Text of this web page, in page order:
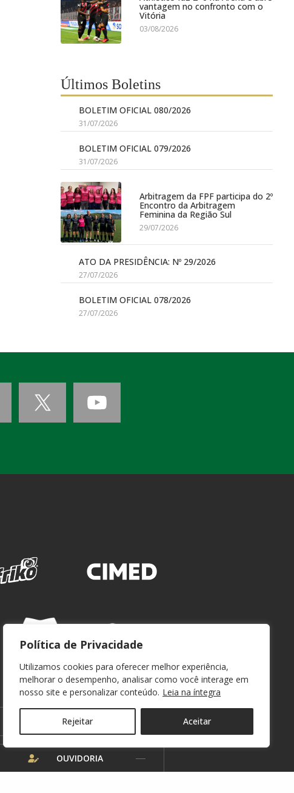
Política de Privacidade
Utilizamos cookies para oferecer melhor experiência,
melhorar o desempenho, analisar como você interage em
nosso site e personalizar conteúdo. Leia na íntegra
Rejeitar Aceitar
vantagem no confronto com o
Vitória
03/08/2026
Últimos Boletins
BOLETIM OFICIAL 080/2026
31/07/2026
BOLETIM OFICIAL 079/2026
31/07/2026
Arbitragem da FPF participa do 2º
Encontro da Arbitragem
Feminina da Região Sul
29/07/2026
ATO DA PRESIDÊNCIA: Nº 29/2026
27/07/2026
BOLETIM OFICIAL 078/2026
27/07/2026
WEBMAIL
OUVIDORIA